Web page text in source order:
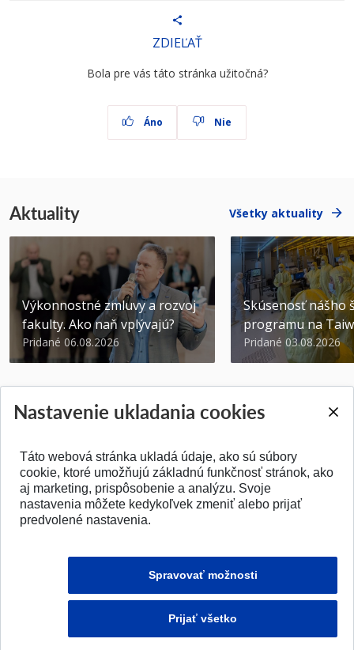
ZDIEĽAŤ
Bola pre vás táto stránka užitočná?
Áno Nie
Aktuality Všetky aktuality
Výkonnostné zmluvy a rozvoj
fakulty. Ako naň vplývajú?
Pridané 06.08.2026
Skúsenosť nášho
programu na
Pridané 03.08.2026
SPÄŤ NA VRCH
Nastavenie ukladania cookies
Táto webová stránka ukladá údaje, ako sú súbory
cookie, ktoré umožňujú základnú funkčnosť stránok, ako
aj marketing, prispôsobenie a analýzu. Svoje
nastavenia môžete kedykoľvek zmeniť alebo prijať
predvolené nastavenia.
Spravovať možnosti
Prijať všetko